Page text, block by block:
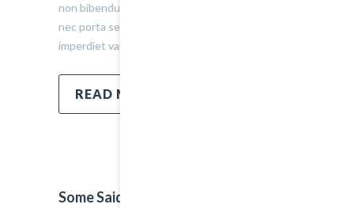
non bibendum tellus, vitae semper sem. Morbi
nec porta sem, eget egestas leo. Donec
imperdiet varius urna…
READ MORE
Some Said That